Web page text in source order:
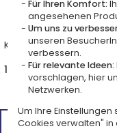
Kugelschreiber mit
17,90 €
Alle unsere
Für Ihren Komfort:
angesehenen
Um uns zu
unseren
verbessern.
Für relevante Ideen:
vorschlagen, hier
Netzwerken.
Um Ihre Einstellungen
Cookies verwalten" in